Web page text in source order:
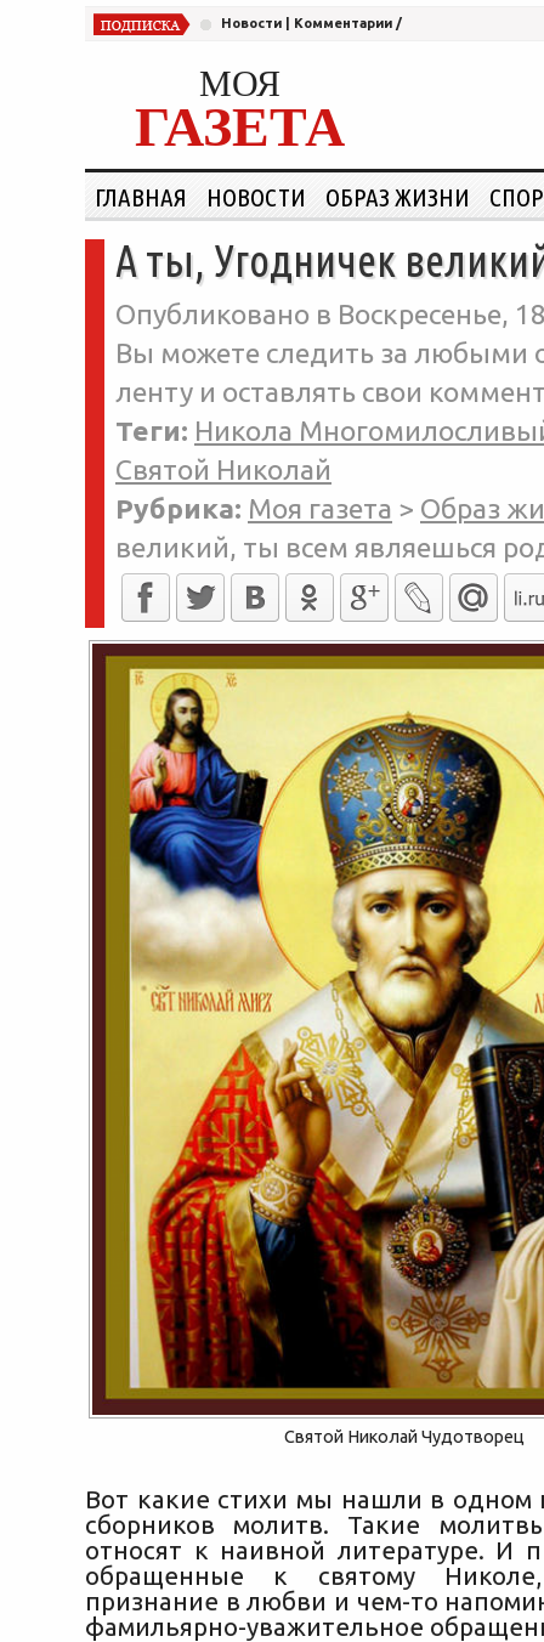
Новости Комментарии /
МОЯ
ГАЗЕТА
ГЛАВНАЯ НОВОСТИ ОБРАЗ ЖИЗНИ
А ты, Угодничек
Опубликовано в Воскресенье,
Вы можете следить за любыми
ленту и оставлять свои
Теги: Никола
Святой Николай
Рубрика: Моя газета > Образ
великий, ты всем являешься
Святой Николай Чудотворец
Вот какие стихи мы нашли в одном
сборников молитв. Такие
относят к наивной литературе. И
обращенные к святому
признание в любви и чем-то
фамильярно-уважительное